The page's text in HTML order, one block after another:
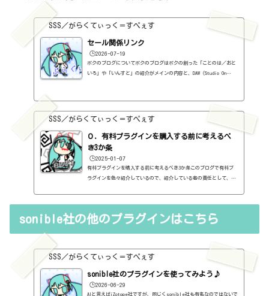
SSS／がらくてぃっく＝すぺぇす
セール関係リンク
🕒️2026-07-19
ボクのブログについてボクのブログはボクの創った「ことのは／おと
いろ」や「いんすと」の紹介がメインの内容と、DAW（Studio On
録はしていますし、セールしているプラグインはブログの最初の方に
表示するように（編集したら、自動的に最初の方に表示されてるだけ
ですが・・...
SSS／がらくてぃっく＝すぺぇす
０．有料プラグインを購入する前に考えるべ
き3か条
🕒️2025-01-07
有料プラグインを購入する前に考えるべき3か条このブログで有料プ
ラグインを色々紹介しているので、紹介している者の責任として、有
ンの中には、なぜ、これが無料なんだろう？と驚くような性能のもの
もの...
sonible社の他のプラグインはこちら
SSS／がらくてぃっく＝すぺぇす
sonible社のプラグインを使ってみよう♪
🕒️2026-06-29
AIと言えばiZotope社ですが、同じくsonible社も有名なのではないで